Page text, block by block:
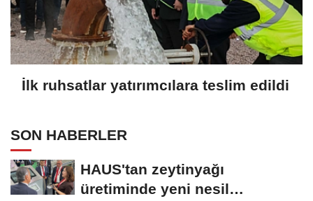
İlk ruhsatlar yatırımcılara teslim edildi
SON HABERLER
HAUS'tan zeytinyağı
üretiminde yeni nesil